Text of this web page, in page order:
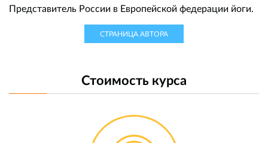
Представитель России в Европейской федерации йоги.
СТРАНИЦА АВТОРА
Стоимость курса